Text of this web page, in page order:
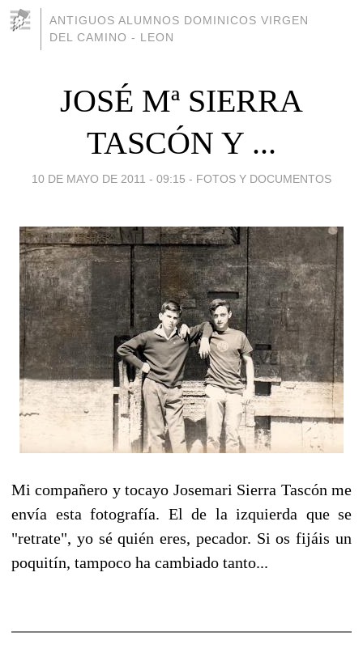
ANTIGUOS ALUMNOS DOMINICOS VIRGEN
DEL CAMINO - LEON
JOSÉ Mª SIERRA
TASCÓN Y ...
10 DE MAYO DE 2011 - 09:15 - FOTOS Y DOCUMENTOS
Mi compañero y tocayo Josemari Sierra Tascón me
envía esta fotografía. El de la izquierda que se
"retrate", yo sé quién eres, pecador. Si os fijáis un
poquitín, tampoco ha cambiado tanto...